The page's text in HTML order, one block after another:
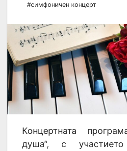
#симфоничен концерт
Концертната
душа“, с